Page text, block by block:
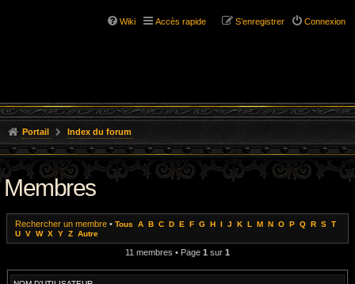
Wiki Accès rapide Connexion
S’enregistrer
Portail Index du forum
Membres
Rechercher un membre • Tous A B C D E F G H I J K L M N O P Q R S T
U V W X Y Z Autre
11 membres • Page 1 sur 1